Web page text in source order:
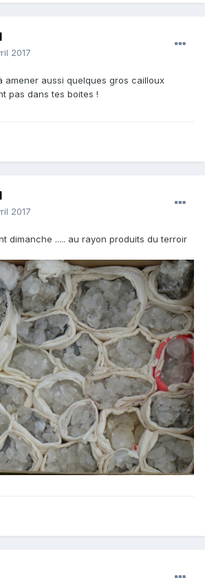
2017
amener aussi quelques gros cailloux
pas dans tes boites !
2017
dimanche ..... au rayon produits du terroir